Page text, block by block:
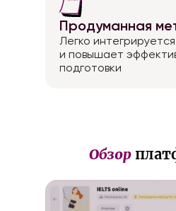
Продуманная
Легко
и повышает
подготовки
Обзор